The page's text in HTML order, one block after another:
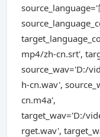
mp4/zh-cn.srt',
source_wav='D:/
h-cn.wav',
cn.m4a',
target_wav='D:/
rget.wav',